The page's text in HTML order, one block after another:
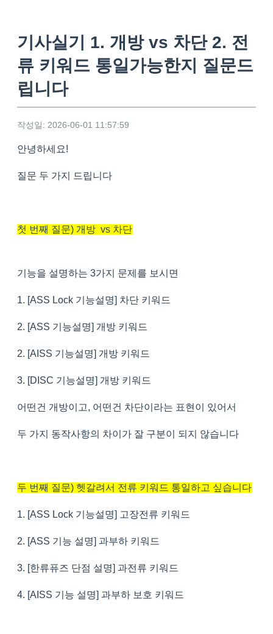
기사실기 1. 개방 vs 차단 2. 전
류 키워드 통일가능한지 질문드
립니다
작성일: 2026-06-01 11:57:59
안녕하세요!
질문 두 가지 드립니다
첫 번째 질문) 개방 vs 차단
기능을 설명하는 3가지 문제를 보시면
1. [ASS Lock 기능설명] 차단 키워드
2. [ASS 기능설명] 개방 키워드
2. [AISS 기능설명] 개방 키워드
3. [DISC 기능설명] 개방 키워드
어떤건 개방이고, 어떤건 차단이라는 표현이 있어서
두 가지 동작사항의 차이가 잘 구분이 되지 않습니다
두 번째 질문) 헷갈려서 전류 키워드 통일하고 싶습니다
1. [ASS Lock 기능설명] 고장전류 키워드
2. [ASS 기능 설명] 과부하 키워드
3. [한류퓨즈 단점 설명] 과전류 키워드
4. [AISS 기능 설명] 과부하 보호 키워드